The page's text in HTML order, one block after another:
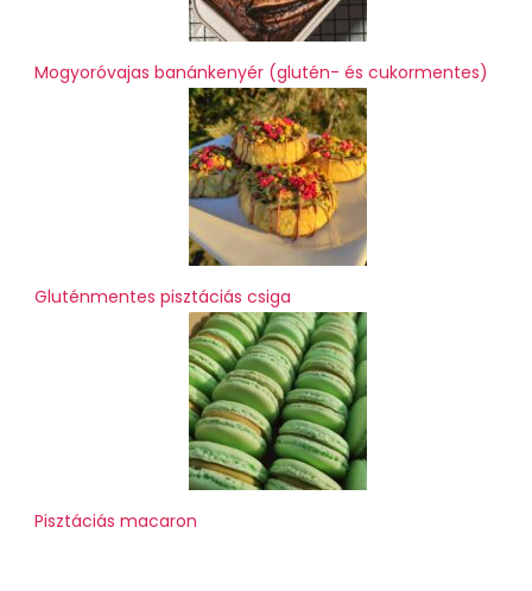
Mogyoróvajas banánkenyér (glutén- és cukormentes)
Gluténmentes pisztáciás csiga
Pisztáciás macaron